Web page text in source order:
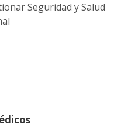
Seguridad y Salud